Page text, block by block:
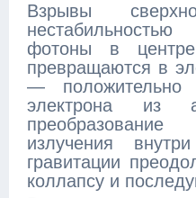
Взрывы
фотоны в
превращаются в
— положительно
электрона из
излучения
гравитации
коллапсу и